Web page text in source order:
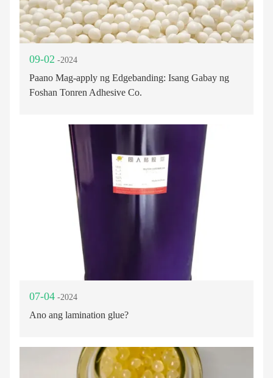
09-02 -2024
Paano Mag-apply ng Edgebanding: Isang Gabay ng
Foshan Tonren Adhesive Co.
07-04 -2024
Ano ang lamination glue?